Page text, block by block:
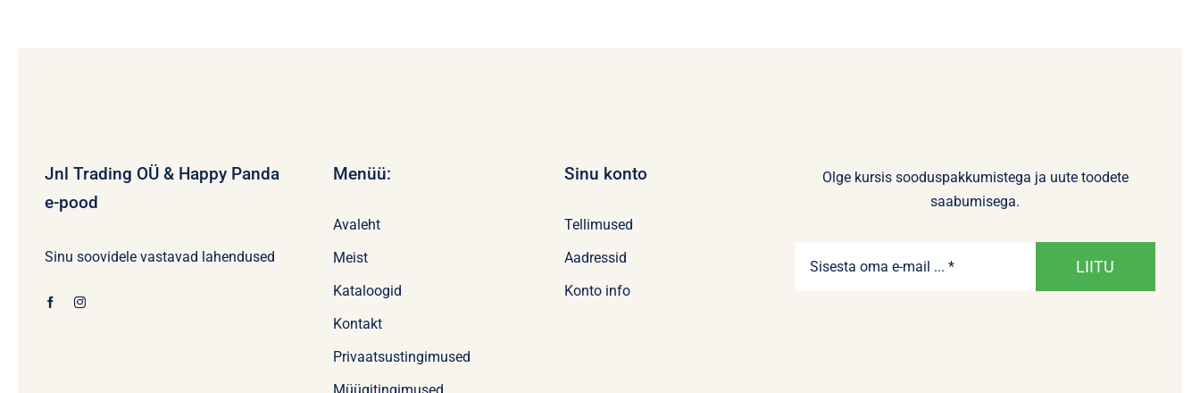
Jnl Trading OÜ & Happy Panda
e-pood
Sinu soovidele vastavad lahendused
Menüü:
Avaleht
Meist
Kataloogid
Kontakt
Privaatsustingimused
Sinu konto
Tellimused
Aadressid
Konto info
Olge kursis sooduspakkumistega ja uute toodete
saabumisega.
LIITU